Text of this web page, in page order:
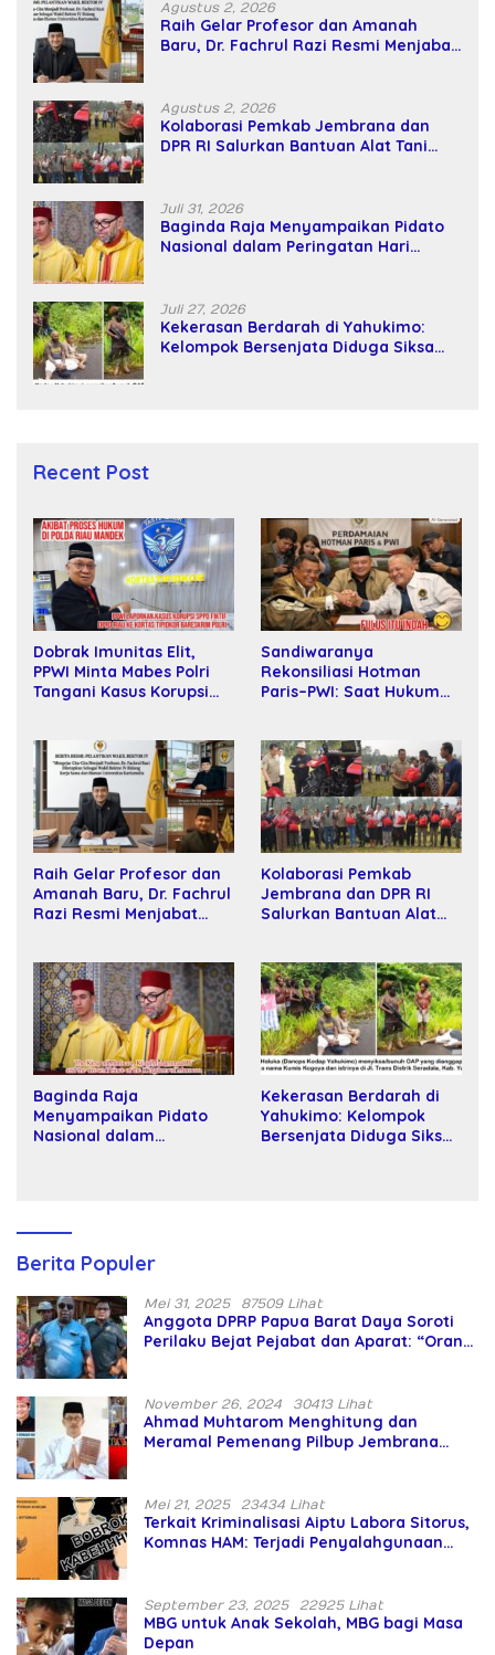
Agustus 2, 2026
Raih Gelar Profesor dan Amanah
Baru, Dr. Fachrul Razi Resmi Menjabat
Agustus 2, 2026
Kolaborasi Pemkab Jembrana dan
DPR RI Salurkan Bantuan Alat Tani
Juli 31, 2026
Baginda Raja Menyampaikan Pidato
Nasional dalam Peringatan Hari
Juli 27, 2026
Kekerasan Berdarah di Yahukimo:
Kelompok Bersenjata Diduga Siksa
Recent Post
Dobrak Imunitas Elit,
PPWI Minta Mabes Polri
Tangani Kasus Korupsi
Sandiwaranya
Rekonsiliasi Hotman
Paris–PWI: Saat Hukum
Raih Gelar Profesor dan
Amanah Baru, Dr. Fachrul
Razi Resmi Menjabat
Kolaborasi Pemkab
Jembrana dan DPR RI
Salurkan Bantuan Alat
Baginda Raja
Menyampaikan Pidato
Nasional dalam
Kekerasan Berdarah di
Yahukimo: Kelompok
Bersenjata Diduga Siksa
Berita Populer
Mei 31, 2025 87509 Lihat
Anggota DPRP Papua Barat Daya Soroti
Perilaku Bejat Pejabat dan Aparat: “Orang
November 26, 2024 30413 Lihat
Ahmad Muhtarom Menghitung dan
Meramal Pemenang Pilbup Jembrana
Mei 21, 2025 23434 Lihat
Terkait Kriminalisasi Aiptu Labora Sitorus,
Komnas HAM: Terjadi Penyalahgunaan
September 23, 2025 22925 Lihat
MBG untuk Anak Sekolah, MBG bagi Masa
Depan